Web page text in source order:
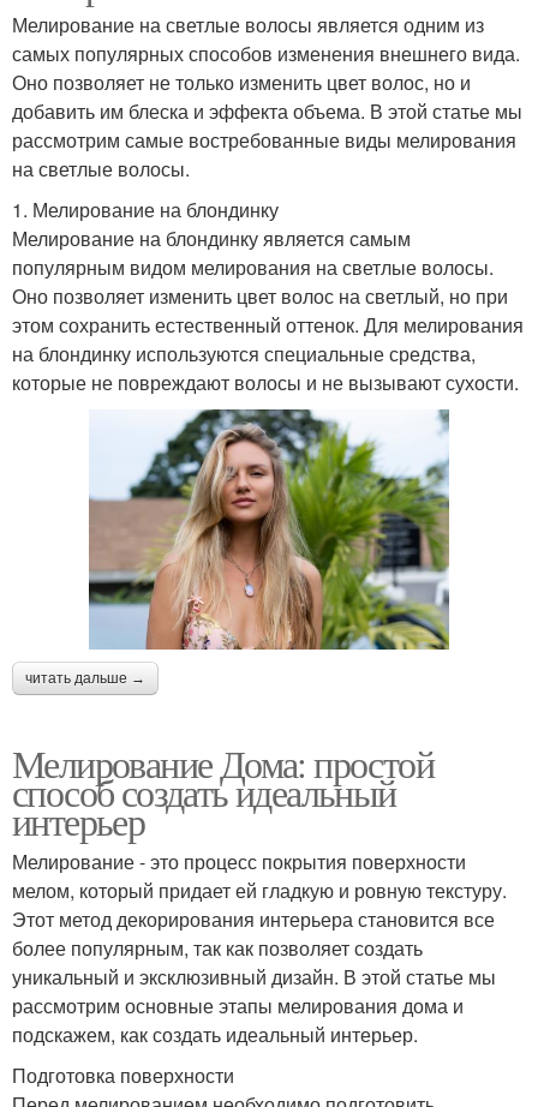
Мелирование на светлые волосы является одним из
самых популярных способов изменения внешнего вида.
Оно позволяет не только изменить цвет волос, но и
добавить им блеска и эффекта объема. В этой статье мы
рассмотрим самые востребованные виды мелирования
на светлые волосы.
1. Мелирование на блондинку
Мелирование на блондинку является самым
популярным видом мелирования на светлые волосы.
Оно позволяет изменить цвет волос на светлый, но при
этом сохранить естественный оттенок. Для мелирования
на блондинку используются специальные средства,
которые не повреждают волосы и не вызывают сухости.
читать дальше →
Мелирование Дома: простой
способ создать идеальный
интерьер
Мелирование - это процесс покрытия поверхности
мелом, который придает ей гладкую и ровную текстуру.
Этот метод декорирования интерьера становится все
более популярным, так как позволяет создать
уникальный и эксклюзивный дизайн. В этой статье мы
рассмотрим основные этапы мелирования дома и
подскажем, как создать идеальный интерьер.
Подготовка поверхности